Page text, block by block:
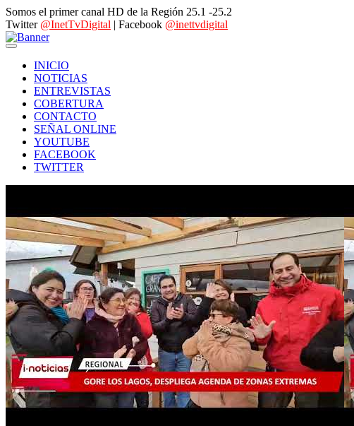
Somos el primer canal HD de la Región 25.1 -25.2
Twitter @InetTvDigital | Facebook @inettvdigital
INICIO
NOTICIAS
ENTREVISTAS
COBERTURA
CONTACTO
SEÑAL ONLINE
YOUTUBE
FACEBOOK
TWITTER